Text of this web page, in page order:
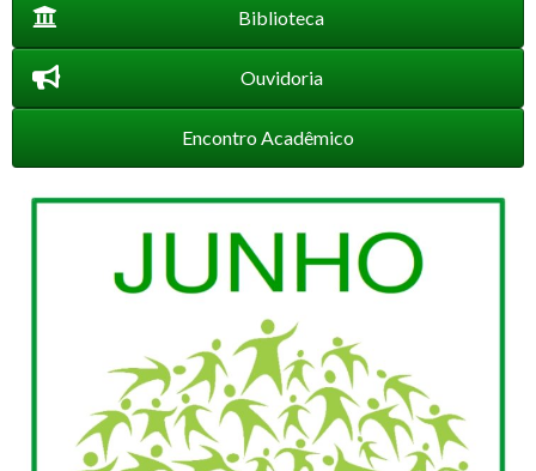
Biblioteca
Ouvidoria
Encontro Acadêmico